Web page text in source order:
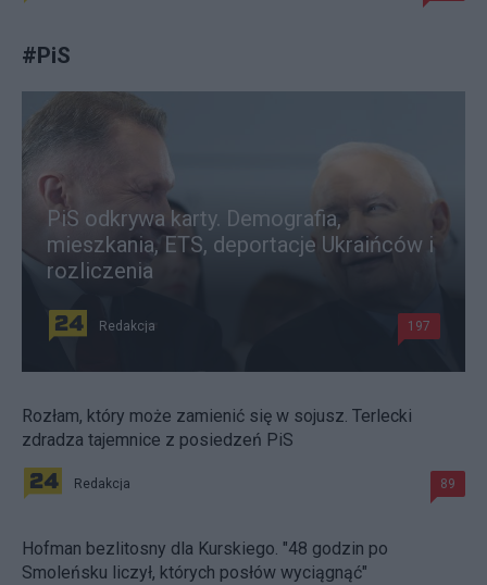
#PiS
PiS odkrywa karty. Demografia,
mieszkania, ETS, deportacje Ukraińców i
rozliczenia
Redakcja 197
Rozłam, który może zamienić się w sojusz. Terlecki
zdradza tajemnice z posiedzeń PiS
Redakcja 89
Hofman bezlitosny dla Kurskiego. "48 godzin po
Smoleńsku liczył, których posłów wyciągnąć"